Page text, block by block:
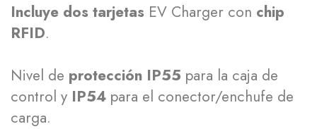
Incluye dos tarjetas EV Charger con chip
RFID.
Nivel de protección IP55 para la caja de
control y IP54 para el conector/enchufe de
carga.